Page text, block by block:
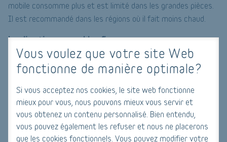
Vous voulez que votre site Web
fonctionne de manière optimale?
Si vous acceptez nos cookies, le site web fonctionne
mieux pour vous, nous pouvons mieux vous servir et
vous obtenez un contenu personnalisé. Bien entendu,
vous pouvez également les refuser et nous ne placerons
que les cookies fonctionnels. Vous pouvez modifier votre
mobile consomme plus et est limité dans les grandes pièces.
Il est recommandé dans les régions où il fait moins chaud.
Le climatiseur monobloc fixe
Contrairement au climatiseur mobile, le monobloc fixe est
directement enchâssé dans le mur. Ne pouvant être déplacé,
il est plus efficace et très puissant. Constitué en un seul bloc,
il assure le conditionnement d'une grande pièce. Cependant, il
faudra en installer plusieurs pour assurer la climatisation de
toute une maison.